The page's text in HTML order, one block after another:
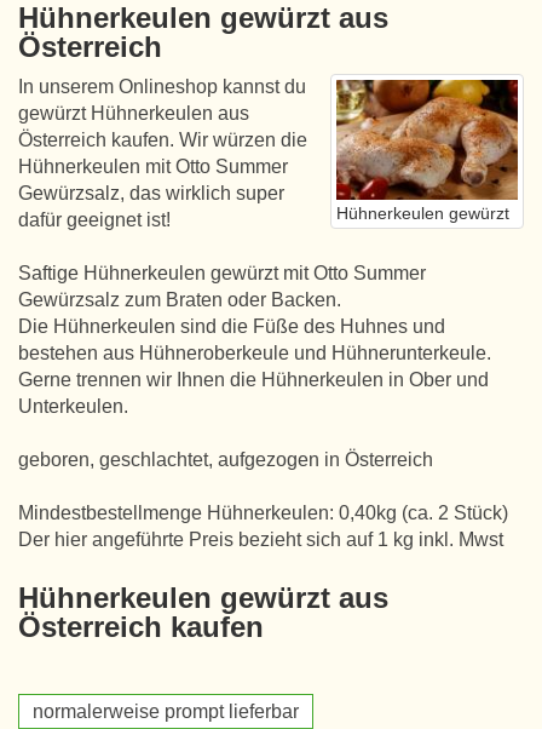
Hühnerkeulen gewürzt aus
Österreich
Hühnerkeulen gewürzt
In unserem Onlineshop kannst du
gewürzt Hühnerkeulen aus
Österreich kaufen. Wir würzen die
Hühnerkeulen mit Otto Summer
Gewürzsalz, das wirklich super
dafür geeignet ist!
Saftige Hühnerkeulen gewürzt mit Otto Summer
Gewürzsalz zum Braten oder Backen.
Die Hühnerkeulen sind die Füße des Huhnes und
bestehen aus Hühneroberkeule und Hühnerunterkeule.
Gerne trennen wir Ihnen die Hühnerkeulen in Ober und
Unterkeulen.
geboren, geschlachtet, aufgezogen in Österreich
Mindestbestellmenge Hühnerkeulen: 0,40kg (ca. 2 Stück)
Der hier angeführte Preis bezieht sich auf 1 kg inkl. Mwst
Hühnerkeulen gewürzt aus
Österreich kaufen
normalerweise prompt lieferbar